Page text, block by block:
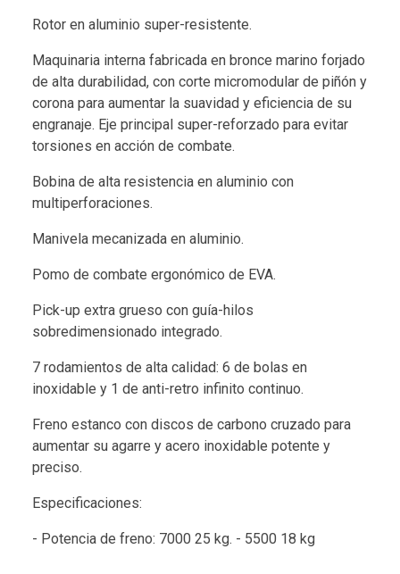
Rotor en aluminio super-resistente.
Maquinaria interna fabricada en bronce marino forjado
de alta durabilidad, con corte micromodular de piñón y
corona para aumentar la suavidad y eficiencia de su
engranaje. Eje principal super-reforzado para evitar
torsiones en acción de combate.
Bobina de alta resistencia en aluminio con
multiperforaciones.
Manivela mecanizada en aluminio.
Pomo de combate ergonómico de EVA.
Pick-up extra grueso con guía-hilos
sobredimensionado integrado.
7 rodamientos de alta calidad: 6 de bolas en
inoxidable y 1 de anti-retro infinito continuo.
Freno estanco con discos de carbono cruzado para
aumentar su agarre y acero inoxidable potente y
preciso.
Especificaciones:
- Potencia de freno: 7000 25 kg. - 5500 18 kg